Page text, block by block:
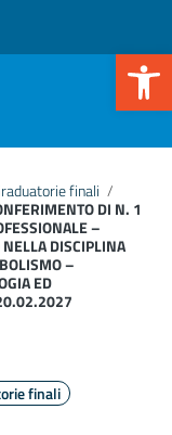
finali /
DI N. 1
–
DISCIPLINA
–
ED
finali